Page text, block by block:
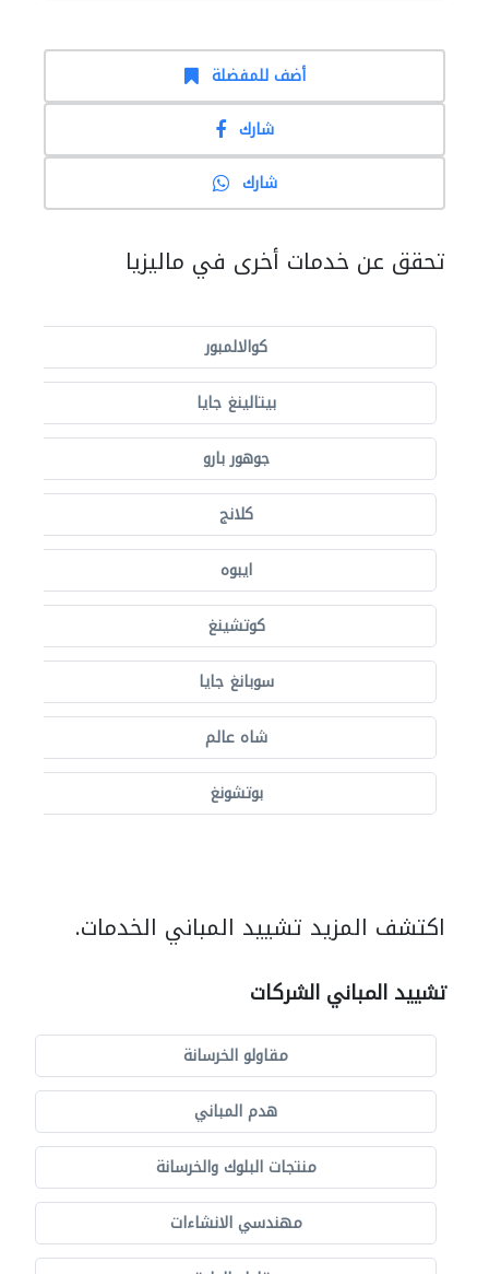
أضف للمفضلة
شارك
شارك
تحقق عن خدمات أخرى في ماليزيا
كوالالمبور
بيتالينغ جايا
جوهور بارو
كلانج
ايبوه
كوتشينغ
سوبانغ جايا
شاه عالم
بوتشونغ
اكتشف المزيد تشييد المباني الخدمات.
تشييد المباني الشركات
مقاولو الخرسانة
هدم المباني
منتجات البلوك والخرسانة
مهندسي الانشاءات